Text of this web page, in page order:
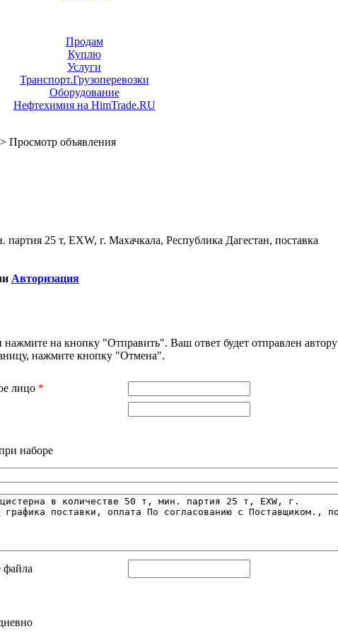
Продам
Куплю
Услуги
Транспорт.Грузоперевозки
Оборудование
Нефтехимия на HimTrade.RU
Просмотр объявления
25 т, EXW, г. Махачкала, Республика Дагестан, поставка
Авторизация
на кнопку "Отправить". Ваш ответ будет отправлен автору
нажмите кнопку "Отмена".
лицо *
наборе